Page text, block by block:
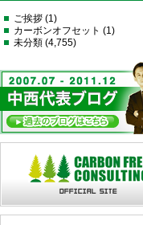
ご挨拶 (1)
カーボンオフセット (1)
未分類 (4,755)